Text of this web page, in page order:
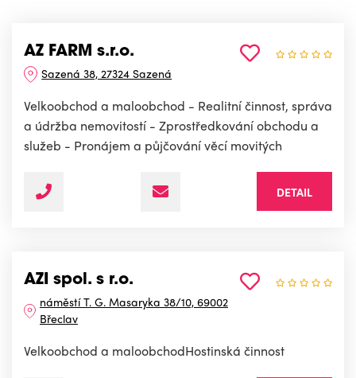
AZ FARM s.r.o.
Sazená 38, 27324 Sazená
Velkoobchod a maloobchod - Realitní činnost, správa
a údržba nemovitostí - Zprostředkování obchodu a
služeb - Pronájem a půjčování věcí movitých
DETAIL
AZI spol. s r.o.
náměstí T. G. Masaryka 38/10, 69002
Břeclav
Velkoobchod a maloobchodHostinská činnost